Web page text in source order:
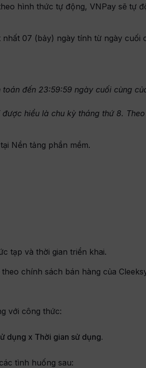
hình thức tự động, VNPay sẽ tự
07 (bảy) ngày tính từ ngày cuối
đến 23:59:59 ngày cuối cùng
hiểu là chu kỳ tháng thứ 8.
Nền tảng phần mềm.
tạp và thời gian triển khai.
chính sách bán hàng của
với công thức:
dụng x Thời gian sử dụng.
tình huống sau: